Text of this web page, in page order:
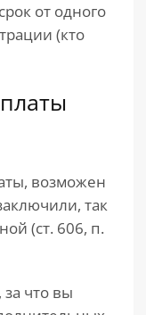
от одного
(кто
возможен
так
(ст. 606, п.
что вы